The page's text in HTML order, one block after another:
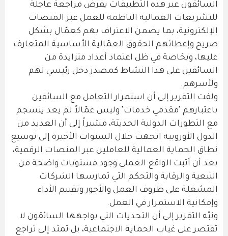
السائقون عبر هذه التطبيقات يفرض مراجعة عاجلة
للتشريعات العمالية الناظمة للعمل عبر المنصات
الإلكترونية، بما يضمن الاعتراف بهم كعمّال بشكل
صريح وإعطائهم الحقوق العمّالية الأساسية المتعارف
عليها، وبخاصة في ظل اعتماد أعداد متزايدة من
السائقين على هذا النشاط كمصدر دخل رئيسي لهم
ولأسرهم.
ولفت التقرير إلى أن استمرار التعامل مع السائقين
باعتبارهم "مقدمي خدمات" وليس عمّالاً لم يعد ينسجم
مع التطورات الدولية الحديثة، مشيراً إلى أن العديد من
الدول الأوروبية اتجهت خلال السنوات الأخيرة إلى توسيع
نطاق الحماية العمالية للعاملين عبر المنصات الرقمية،
بعد أن أثبت الواقع العملي وجود مستويات واضحة من
التبعية والرقابة والتحكم التي تمارسها الشركات
المشغلة على ظروف العمل والأجور وتقييم الأداء
وإمكانية الاستمرار في العمل.
ونبّه التقرير إلى أن التحديات التي يواجهها السائقون لا
تقتصر على غياب الحماية الاجتماعية، بل تمتد إلى تراجع